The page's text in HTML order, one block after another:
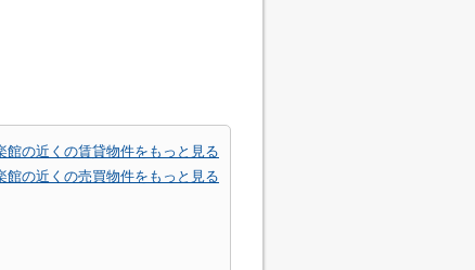
館の近くの賃貸物件をもっと見る
館の近くの売買物件をもっと見る